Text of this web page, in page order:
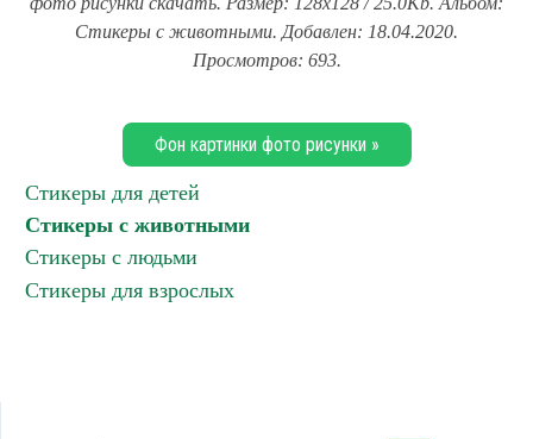
Стикеры с животными. Добавлен: 18.04.2020.
Просмотров: 693.
Фон картинки фото рисунки »
Стикеры для детей
Стикеры с животными
Стикеры с людьми
Стикеры для взрослых